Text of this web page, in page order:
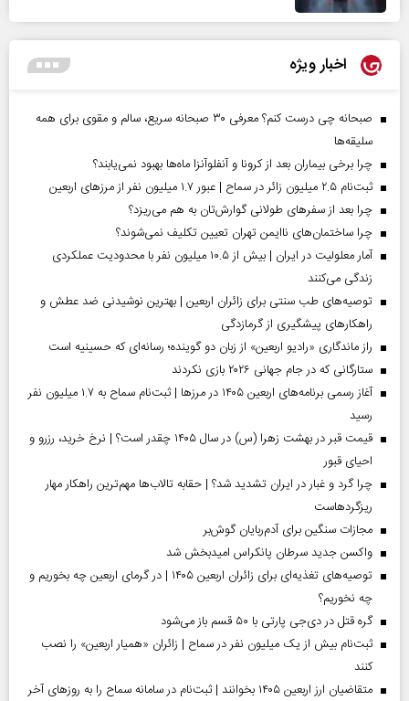
اخبار ویژه
صبحانه چی درست کنم؟ معرفی ۳۰ صبحانه سریع، سالم و مقوی برای همه
سلیقه‌ها
چرا برخی بیماران بعد از کرونا و آنفلوآنزا ماه‌ها بهبود نمی‌یابند؟
ثبت‌نام ۲.۵ میلیون زائر در سماح | عبور ۱.۷ میلیون نفر از مرز‌های اربعین
چرا بعد از سفرهای طولانی گوارش‌تان به هم می‌ریزد؟
چرا ساختمان‌های ناایمن تهران تعیین تکلیف نمی‌شوند؟
آمار معلولیت در ایران | بیش از ۱۰.۵ میلیون نفر با محدودیت عملکردی
زندگی می‌کنند
توصیه‌های طب سنتی برای زائران اربعین | بهترین نوشیدنی ضد عطش و
راهکارهای پیشگیری از گرمازدگی
راز ماندگاری «رادیو اربعین» از زبان دو گوینده؛ رسانه‌ای که حسینیه است
ستارگانی که در جام جهانی ۲۰۲۶ بازی نکردند
آغاز رسمی برنامه‌های اربعین ۱۴۰۵ در مرز‌ها | ثبت‌نام سماح به ۱.۷ میلیون نفر
رسید
قیمت قبر در بهشت زهرا (س) در سال ۱۴۰۵ چقدر است؟ | نرخ خرید، رزرو و
احیای قبور
چرا گرد و غبار در ایران تشدید شد؟ | حقابه تالاب‌ها مهم‌ترین راهکار مهار
ریزگردهاست
مجازات سنگین برای آدم‌ربایان گوش‌بر
واکسن جدید سرطان پانکراس امیدبخش شد
توصیه‌های تغذیه‌ای برای زائران اربعین ۱۴۰۵ | در گرمای اربعین چه بخوریم و
چه نخوریم؟
گره قتل در دی‌جی پارتی با ۵۰ قسم باز می‌شود
ثبت‌نام بیش از یک میلیون نفر در سماح | زائران «همیار اربعین» را نصب
کنند
متقاضیان ارز اربعین ۱۴۰۵ بخوانند | ثبت‌نام در سامانه سماح را به روز‌های آخر